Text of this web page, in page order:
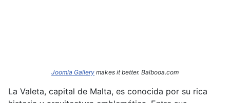
Joomla Gallery makes it better. Balbooa.com
La Valeta, capital de Malta, es conocida por su rica